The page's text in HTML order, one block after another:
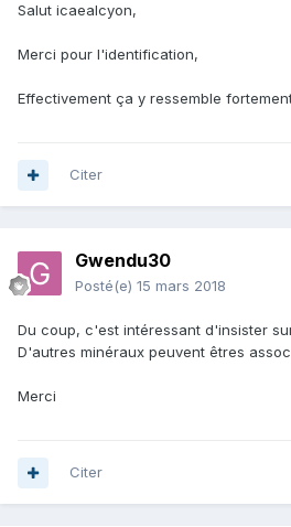
Salut icaealcyon,
Merci pour l'identification,
Effectivement ça y ressemble
Citer
Gwendu30
Posté(e) 15 mars 2018
Du coup, c'est intéressant d'insister
D'autres minéraux peuvent êtres
Merci
Citer